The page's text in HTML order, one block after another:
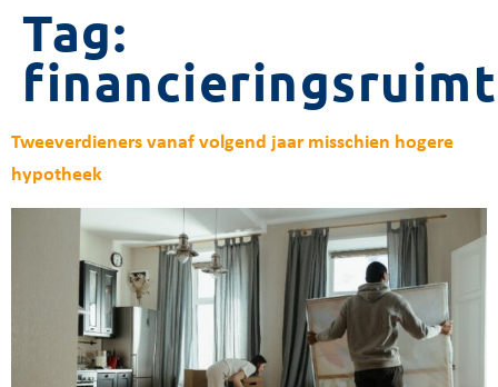
Tag:
Tweeverdieners vanaf volgend jaar misschien hogere
hypotheek